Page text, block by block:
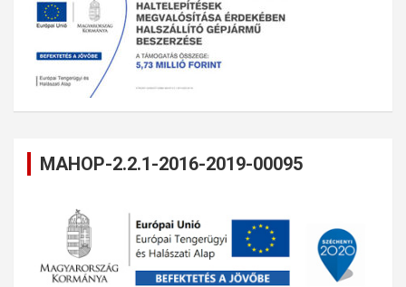
MAHOP-2.2.1-2016-2019-00095